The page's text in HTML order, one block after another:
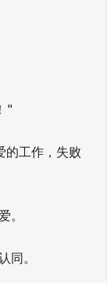
"
的工作，失败
。
同。